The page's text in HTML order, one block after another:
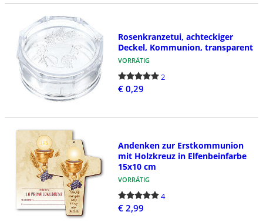
Rosenkranzetui, achteckiger
Deckel, Kommunion, transparent
VORRÄTIG
2
€ 0,29
Andenken zur Erstkommunion
mit Holzkreuz in Elfenbeinfarbe
15x10 cm
VORRÄTIG
4
€ 2,99